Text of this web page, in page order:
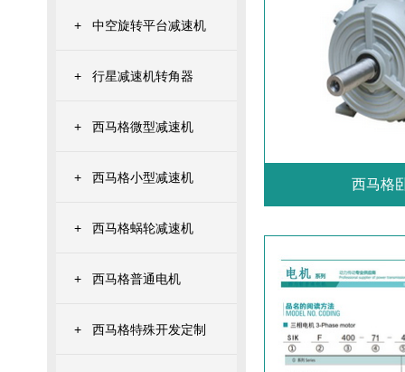
+ 中空旋转平台减速机
+ 行星减速机转角器
+ 西马格微型减速机
+ 西马格小型减速机
+ 西马格蜗轮减速机
+ 西马格普通电机
+ 西马格特殊开发定制
西马格